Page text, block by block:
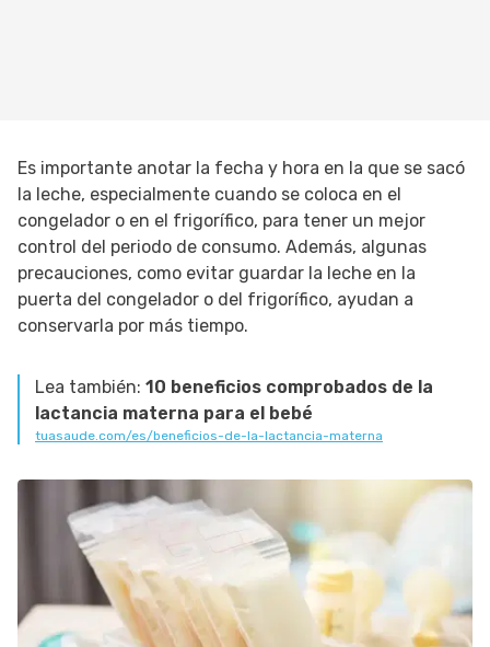
Es importante anotar la fecha y hora en la que se sacó
la leche, especialmente cuando se coloca en el
congelador o en el frigorífico, para tener un mejor
control del periodo de consumo. Además, algunas
precauciones, como evitar guardar la leche en la
puerta del congelador o del frigorífico, ayudan a
conservarla por más tiempo.
Lea también: 10 beneficios comprobados de la
lactancia materna para el bebé
tuasaude.com/es/beneficios-de-la-lactancia-materna